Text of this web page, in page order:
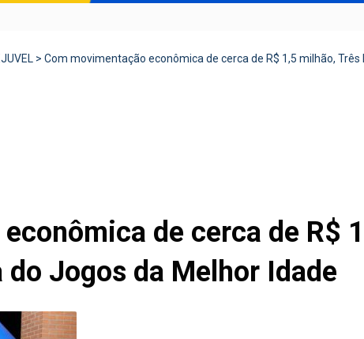
> Com movimentação econômica de cerca de R$ 1,5 milhão,
de cerca de R$
do Jogos da Melhor Idade